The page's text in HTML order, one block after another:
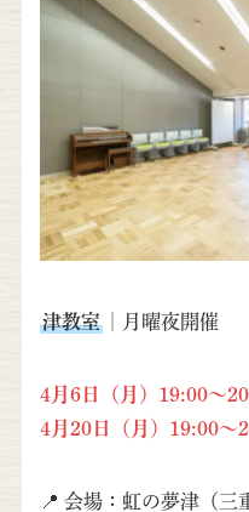
津教室｜月曜夜開催
4月6日（月）19:00～
4月20日（月）19:00～
📍 会場：虹の夢津（三